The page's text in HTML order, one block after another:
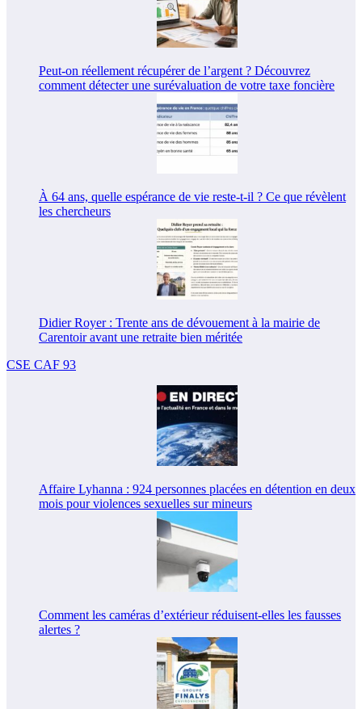
Peut-on réellement récupérer de l’argent ? Découvrez
comment détecter une surévaluation de votre taxe foncière
À 64 ans, quelle espérance de vie reste-t-il ? Ce que révèlent
les chercheurs
Didier Royer : Trente ans de dévouement à la mairie de
Carentoir avant une retraite bien méritée
CSE CAF 93
Affaire Lyhanna : 924 personnes placées en détention en deux
mois pour violences sexuelles sur mineurs
Comment les caméras d’extérieur réduisent-elles les fausses
alertes ?